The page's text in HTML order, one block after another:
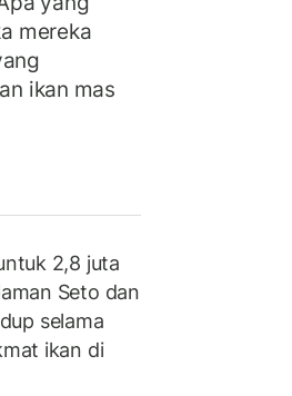
mereka
ikan mas
2,8 juta
Seto dan
selama
ikan di